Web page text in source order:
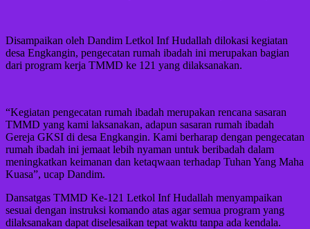
Disampaikan oleh Dandim Letkol Inf Hudallah dilokasi kegiatan
desa Engkangin, pengecatan rumah ibadah ini merupakan bagian
dari program kerja TMMD ke 121 yang dilaksanakan.
“Kegiatan pengecatan rumah ibadah merupakan rencana sasaran
TMMD yang kami laksanakan, adapun sasaran rumah ibadah
Gereja GKSI di desa Engkangin. Kami berharap dengan pengecatan
rumah ibadah ini jemaat lebih nyaman untuk beribadah dalam
meningkatkan keimanan dan ketaqwaan terhadap Tuhan Yang Maha
Kuasa”, ucap Dandim.
Dansatgas TMMD Ke-121 Letkol Inf Hudallah menyampaikan
sesuai dengan instruksi komando atas agar semua program yang
dilaksanakan dapat diselesaikan tepat waktu tanpa ada kendala.